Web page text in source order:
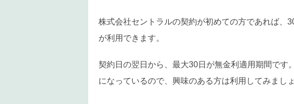
株式会社セントラルの契約が初めての方であれば、
が利用できます。
契約日の翌日から、最大30日が無金利適用期間です
になっているので、興味のある方は利用してみましょ